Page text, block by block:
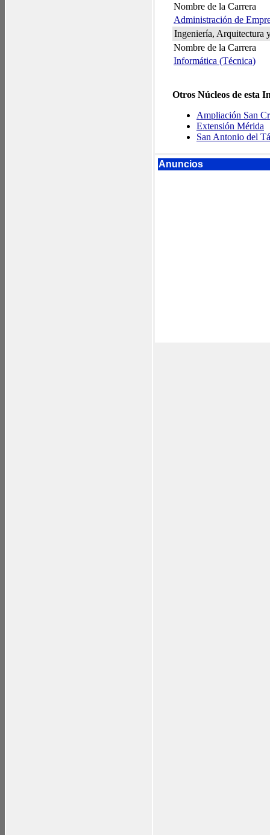
Nombre de la Carrera
Administración de
Ingeniería, Arquitectura
Nombre de la Carrera
Informática (Técnica)
Otros Núcleos de esta
Ampliación San
Extensión Mérida
San Antonio del
Anuncios